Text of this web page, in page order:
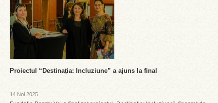
Proiectul “Destinația: Incluziune” a ajuns la final
14 Noi 2025